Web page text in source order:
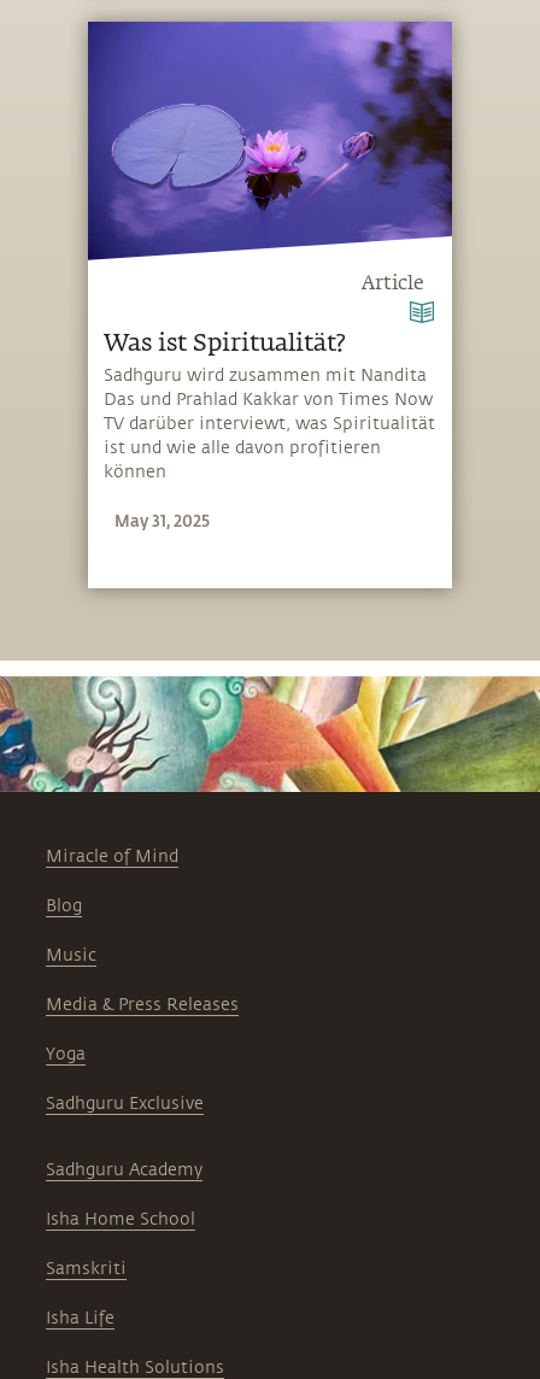
Article
Was ist Spiritualität?
Sadhguru wird zusammen mit Nandita
Das und Prahlad Kakkar von Times Now
TV darüber interviewt, was Spiritualität
ist und wie alle davon profitieren
können
May 31, 2025
Miracle of Mind
Blog
Music
Media & Press Releases
Yoga
Sadhguru Exclusive
Sadhguru Academy
Isha Home School
Samskriti
Isha Life
Isha Health Solutions